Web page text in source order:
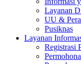
Layanan
UU &
Pusiknas
Layanan
Registrasi